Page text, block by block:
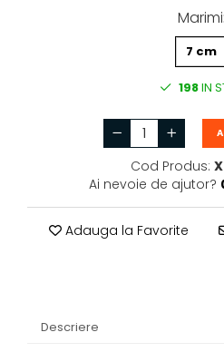
Marimi:
7 cm
198IN
Cod Produs:
Ai nevoie de ajutor?
Adauga la Favorite
Descriere